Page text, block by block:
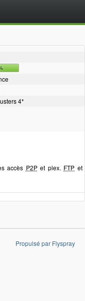
4*
accès P2Pet plex. FTP et
Propulsé par Flyspray